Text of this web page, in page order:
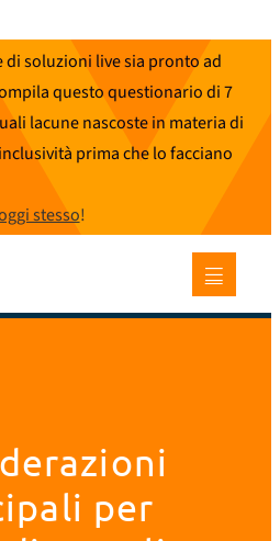
soluzioni live sia pronto ad
questo questionario di 7
lacune nascoste in materia di
prima che lo facciano
stesso!
per